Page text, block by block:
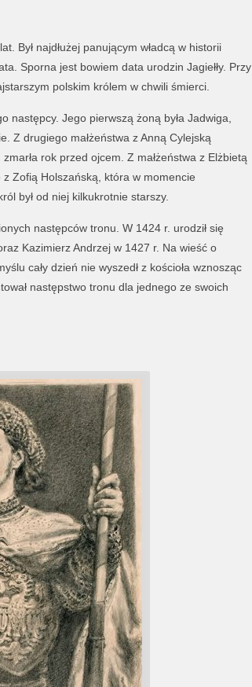
Był najdłużej panującym władcą w historii
Sporna jest bowiem data urodzin Jagiełły. Przy
polskim królem w chwili śmierci.
następcy. Jego pierwszą żoną była Jadwiga,
Z drugiego małżeństwa z Anną Cylejską
rok przed ojcem. Z małżeństwa z Elżbietą
z Zofią Holszańską, która w momencie
był od niej kilkukrotnie starszy.
następców tronu. W 1424 r. urodził się
Kazimierz Andrzej w 1427 r. Na wieść o
cały dzień nie wyszedł z kościoła wznosząc
następstwo tronu dla jednego ze swoich